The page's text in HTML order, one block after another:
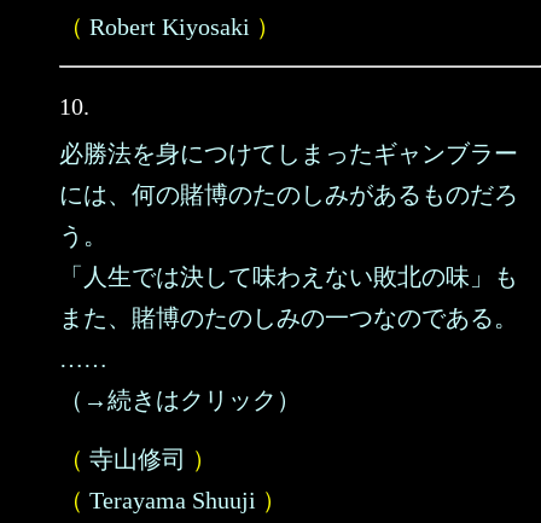
（ Robert Kiyosaki ）
10.
必勝法を身につけてしまったギャンブラー
には、何の賭博のたのしみがあるものだろ
う。
「人生では決して味わえない敗北の味」も
また、賭博のたのしみの一つなのである。
……
（→続きはクリック）
（ 寺山修司 ）
（ Terayama Shuuji ）